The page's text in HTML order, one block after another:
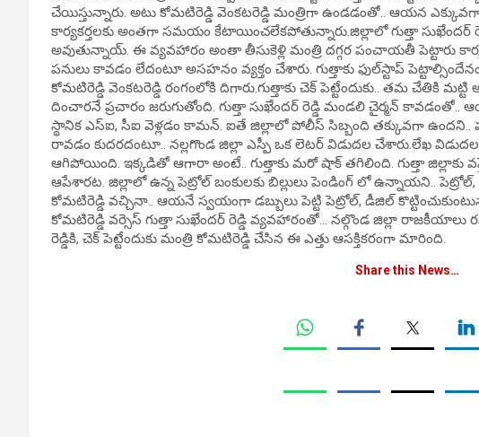
చేయిస్తున్నారు. అటు కోమటిరెడ్డి వెంకటరెడ్డి మంత్రిగా ఉండడంతో.. ఆయన
కార్యకర్తలకు అంతగా సమయం కేటాయించలేకపోతున్నారు.జిల్లాలో గుత్తా
అవుతున్నాయ్. ఈ వ్యవహారం అంతా తీసుకెళ్లి మంత్రి దగ్గర పంచాయతీ పెట్టారు
పనులు కావడం లేదంటూ అసహనం వ్యక్తం చేశారు. గుత్తాకు ఫుల్‌స్టాప్‌
కోమటిరెడ్డి వెంకటరెడ్డి రంగంలోకి దిగారు.గుత్తాకు చెక్ పెట్టేందుకు.. తమ చేతికి
దించారనే ప్రచారం జరుగుతోంది. గుత్తా సుఖేందర్ రెడ్డి మండలి చైర్మన్ కావడంతో..
స్థానిక ఎస్ఐ, సీఐ వెళ్లడం కామన్. ఐతే జిల్లాలో పోలీస్ సిబ్బంది తక్కువగా
రావడం కుదరదంటూ.. నల్లగొండ జిల్లా ఎస్పీ ఒక లెటర్ విడుదల చేశారు.లేఖ
ఆగిపోయింది. ఇక్కడితో ఆగారా అంటే.. గుత్తాకు మరో షాక్ తగిలింది. గుత్తా
ఆపేశారట. జిల్లాలో ఉన్న పెట్రోల్ బంకులకు బిల్లులు పెండింగ్ లో ఉన్నాయని..
కోమటిరెడ్డి వచ్చినా.. ఆయనే స్వయంగా డబ్బులు పెట్టి పెట్రోల్, డీజిల్
కోమటిరెడ్డి వర్సెస్ గుత్తా సుఖేందర్ రెడ్డి వ్యవహారంతో… నల్గొండ జిల్లా
రెడ్డికి, చెక్ పెట్టేందుకు మంత్రి కోమటిరెడ్డి చేసిన ఈ ఎత్తు ఆసక్తికరంగా మారింది.
Share this News…